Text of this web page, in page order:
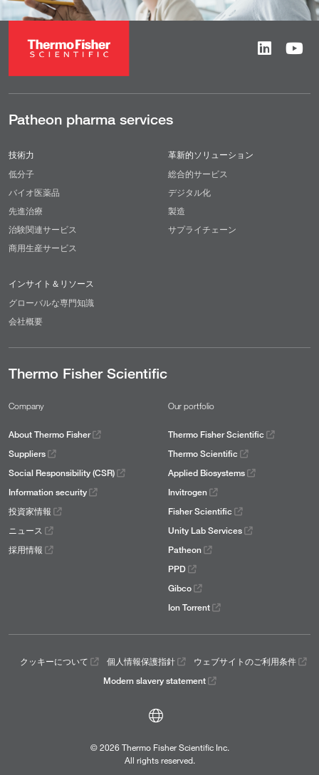
Patheon pharma services
技術力
低分子
バイオ医薬品
先進治療
治験関連サービス
商用生産サービス
革新的ソリューション
総合的サービス
デジタル化
製造
サプライチェーン
インサイト＆リソース
グローバルな専門知識
会社概要
Thermo Fisher Scientific
Company
About Thermo Fisher
Suppliers
Social Responsibility (CSR)
Information security
投資家情報
ニュース
採用情報
Our portfolio
Thermo Fisher Scientific
Thermo Scientific
Applied Biosystems
Invitrogen
Fisher Scientific
Unity Lab Services
Patheon
PPD
Gibco
Ion Torrent
クッキーについて 個人情報保護指針
ウェブサイトのご利用条件
Modern slavery statement
© 2026 Thermo Fisher Scientific Inc.
All rights reserved.